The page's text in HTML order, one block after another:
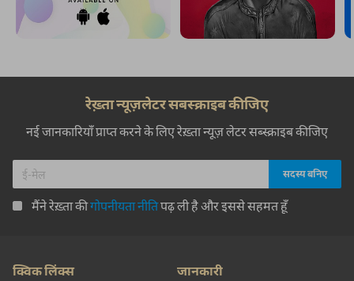
रेख़्ता न्यूज़लेटर सबस्क्राइब कीजिए
नई जानकारियाँ प्राप्त करने के लिए रेख़्ता न्यूज़ लेटर सब्स्क्राइब कीजिए
मैंने रेख़्ता कीगोपनीयता नीतिपढ़ ली है और इससे सहमत हूँ
क्विक लिंक्स जानकारी